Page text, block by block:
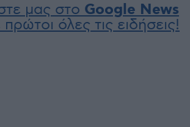
μας στο Google News
όλες τις ειδήσεις!